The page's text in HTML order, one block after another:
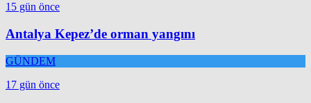
15 gün önce
Antalya Kepez’de orman yangını
GÜNDEM
17 gün önce